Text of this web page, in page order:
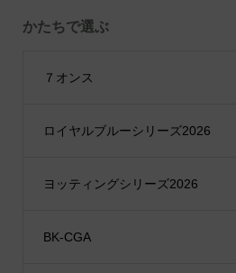
かたちで選ぶ
７オンス
ロイヤルブルーシリーズ2026
ヨッティングシリーズ2026
BK-CGA